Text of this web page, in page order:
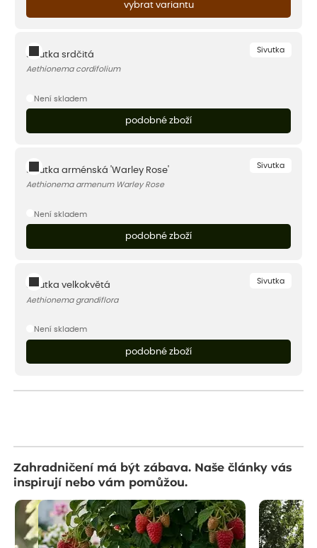
vybrat variantu
Sivutka
Sivutka srdčitá
Aethionema cordifolium
Není skladem
podobné zboží
Sivutka
Sivutka arménská 'Warley Rose'
Aethionema armenum Warley Rose
Není skladem
podobné zboží
Sivutka
Sivutka velkokvětá
Aethionema grandiflora
Není skladem
podobné zboží
Zahradničení má být zábava. Naše články vás
inspirují nebo vám pomůžou.